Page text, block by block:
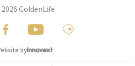
GoldenLife
by